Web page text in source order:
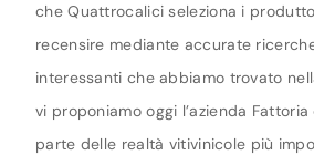
che Quattrocalici seleziona i
recensire mediante accurate
interessanti che abbiamo trovato
vi proponiamo oggi l’azienda
parte delle realtà vitivinicole più